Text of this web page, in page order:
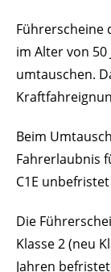
Führerscheine
im Alter von
umtauschen.
Beim
Fahrerlaubnis
C1E
Die
Klasse 2 (neu
Jahren